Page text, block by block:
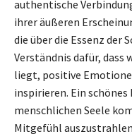
authentische
ihrer äußeren
die über die Essenz der
Verständnis dafür, dass
liegt, positive
inspirieren. Ein schönes
menschlichen Seele
Mitgefühl